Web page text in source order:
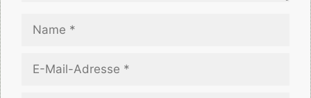
Mail-